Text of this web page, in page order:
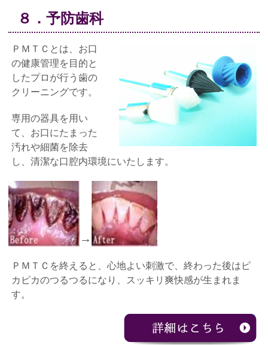
８．予防歯科
ＰＭＴＣとは、お口
の健康管理を目的と
したプロが行う歯の
クリーニングです。
専用の器具を用い
て、お口にたまった
汚れや細菌を除去
し、清潔な口腔内環境にいたします。
→
ＰＭＴＣを終えると、心地よい刺激で、終わった後はピ
カピカのつるつるになり、スッキリ爽快感が生まれま
す。